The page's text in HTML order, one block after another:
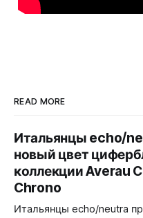
READ MORE
Итальянцы echo/
новый цвет
коллекции Averau
Chrono
Итальянцы echo/neutra